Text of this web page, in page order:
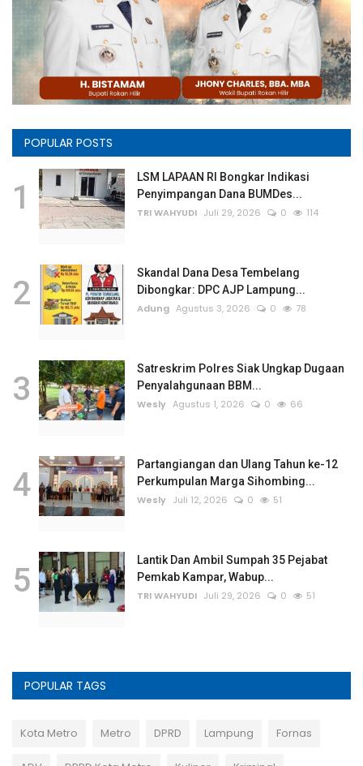
Opini
Rubrik
Lampung
POPULAR POSTS
1
LSM LAPAAN RI Bongkar Indikasi
Penyimpangan Dana BUMDes...
TRI WAHYUDI Juli 29, 2026 0 114
2
Skandal Dana Desa Tembelang
Dibongkar: DPC AJP Lampung...
Adung Agustus 3, 2026 0 78
3
Satreskrim Polres Siak Ungkap Dugaan
Penyalahgunaan BBM...
Wesly Agustus 1, 2026 0 66
4
Partangiangan dan Ulang Tahun ke-12
Perkumpulan Marga Sihombing...
Wesly Juli 12, 2026 0 51
5
Lantik Dan Ambil Sumpah 35 Pejabat
Pemkab Kampar, Wabup...
TRI WAHYUDI Juli 29, 2026 0 51
POPULAR TAGS
Kota Metro Metro DPRD Lampung Fornas